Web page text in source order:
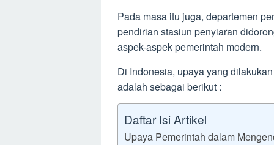
Pada masa itu juga, departemen
pendirian stasiun penyiaran
aspek-aspek pemerintah modern.
Di Indonesia, upaya yang
adalah sebagai berikut :
Daftar Isi Artikel
Upaya Pemerintah dalam